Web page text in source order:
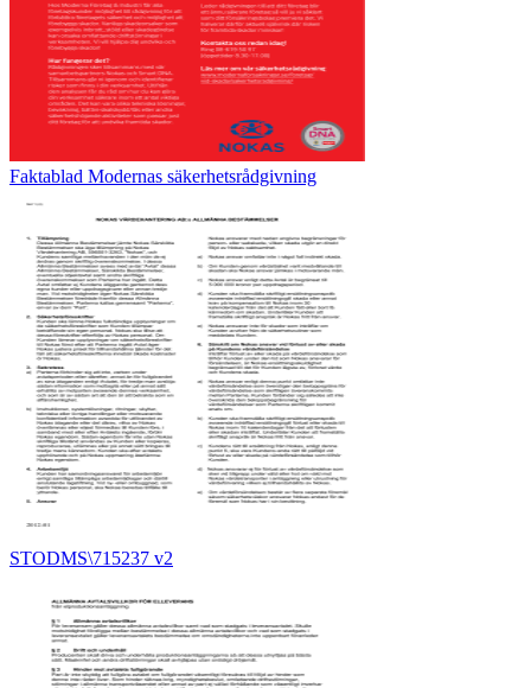
Faktablad Modernas säkerhetsrådgivning
STODMS\715237 v2